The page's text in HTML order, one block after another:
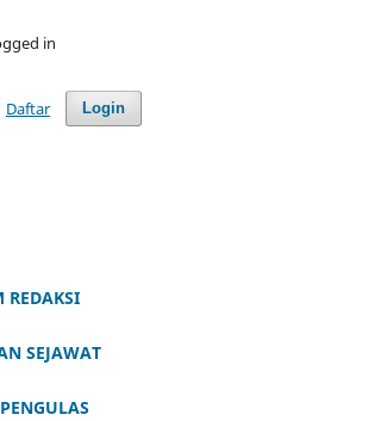
in
Login
Daftar
REDAKSI
SEJAWAT